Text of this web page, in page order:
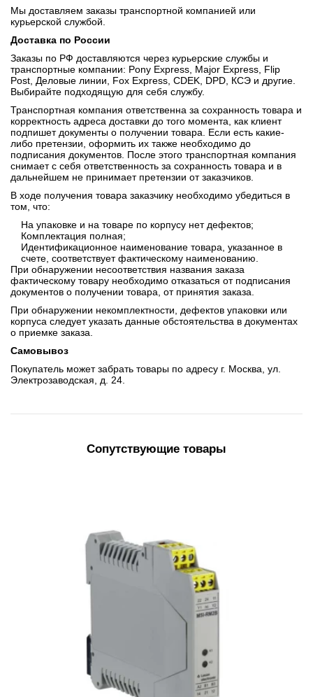
Мы доставляем заказы транспортной компанией или
курьерской службой.
Доставка по России
Заказы по РФ доставляются через курьерские службы и
транспортные компании: Pony Express, Major Express, Flip
Post, Деловые линии, Fox Express, CDEK, DPD, КСЭ и другие.
Выбирайте подходящую для себя службу.
Транспортная компания ответственна за сохранность товара и
корректность адреса доставки до того момента, как клиент
подпишет документы о получении товара. Если есть какие-
либо претензии, оформить их также необходимо до
подписания документов. После этого транспортная компания
снимает с себя ответственность за сохранность товара и в
дальнейшем не принимает претензии от заказчиков.
В ходе получения товара заказчику необходимо убедиться в
том, что:
На упаковке и на товаре по корпусу нет дефектов;
Комплектация полная;
Идентификационное наименование товара, указанное в
счете, соответствует фактическому наименованию.
При обнаружении несоответствия названия заказа
фактическому товару необходимо отказаться от подписания
документов о получении товара, от принятия заказа.
При обнаружении некомплектности, дефектов упаковки или
корпуса следует указать данные обстоятельства в документах
о приемке заказа.
Самовывоз
Покупатель может забрать товары по адресу г. Москва, ул.
Электрозаводская, д. 24.
Сопутствующие товары